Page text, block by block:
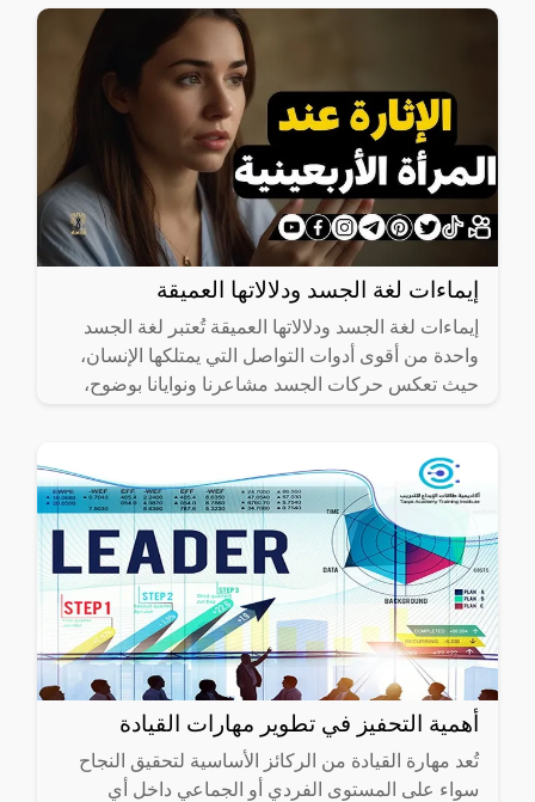
إيماءات لغة الجسد ودلالاتها العميقة
إيماءات لغة الجسد ودلالاتها العميقة تُعتبر لغة الجسد
واحدة من أقوى أدوات التواصل التي يمتلكها الإنسان،
حيث تعكس حركات الجسد مشاعرنا ونوايانا بوضوح،
أهمية التحفيز في تطوير مهارات القيادة
تُعد مهارة القيادة من الركائز الأساسية لتحقيق النجاح
سواء على المستوى الفردي أو الجماعي داخل أي